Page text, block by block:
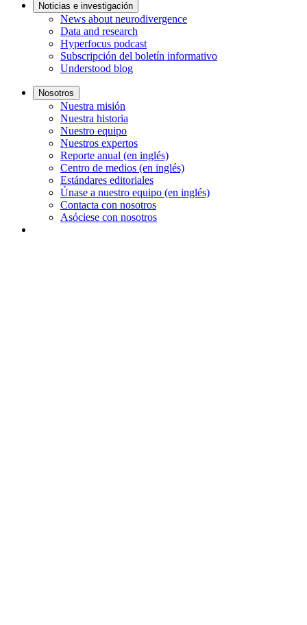
Noticias e investigación
News about neurodivergence
Data and research
Hyperfocus podcast
Subscripción del boletín informativo
Understood blog
Nosotros
Nuestra misión
Nuestra historia
Nuestro equipo
Nuestros expertos
Reporte anual (en inglés)
Centro de medios (en inglés)
Estándares editoriales
Únase a nuestro equipo (en inglés)
Contacta con nosotros
Asóciese con nosotros